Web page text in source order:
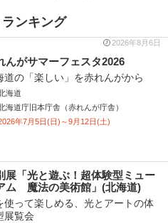
ンキング
2026年8月6日
んがサマーフェスタ2026
道の「楽しい」を赤れんがから
海道
海道庁旧本庁舎（赤れんが庁舎）
年7月5日(日)～9月12日(土)
展「光と遊ぶ！超体験型ミュー
ム 魔法の美術館」(北海道)
使って楽しめる、光とアートの体
展覧会